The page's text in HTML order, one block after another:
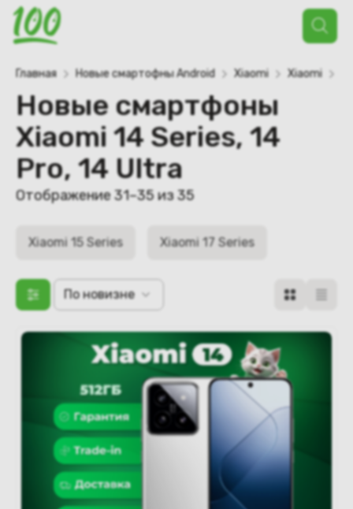
Поиск
товаров
Главная Новые смартофны Android Xiaomi Xiaomi
Новые смартфоны
Xiaomi 14 Series, 14
Pro, 14 Ultra
Отображение 31–35 из 35Сортировка:
недавние
Xiaomi 15 Series Xiaomi 17 Series
По новизне